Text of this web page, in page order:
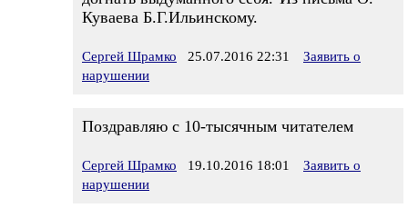
Куваева Б.Г.Ильинскому.
Сергей Шрамко 25.07.2016 22:31
Заявить о
нарушении
Поздравляю с 10-тысячным читателем
Сергей Шрамко 19.10.2016 18:01
Заявить о
нарушении